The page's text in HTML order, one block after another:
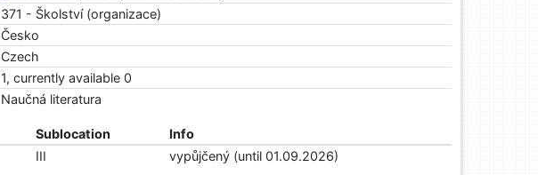
371 - Školství (organizace)
Česko
Czech
1, currently available 0
Naučná literatura
Sublocation
Info
III vypůjčený (until 01.09.2026)